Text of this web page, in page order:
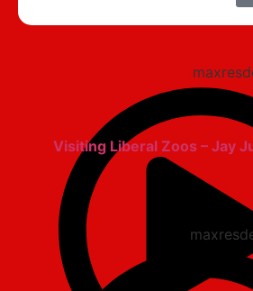
Visiting Liberal Zoos